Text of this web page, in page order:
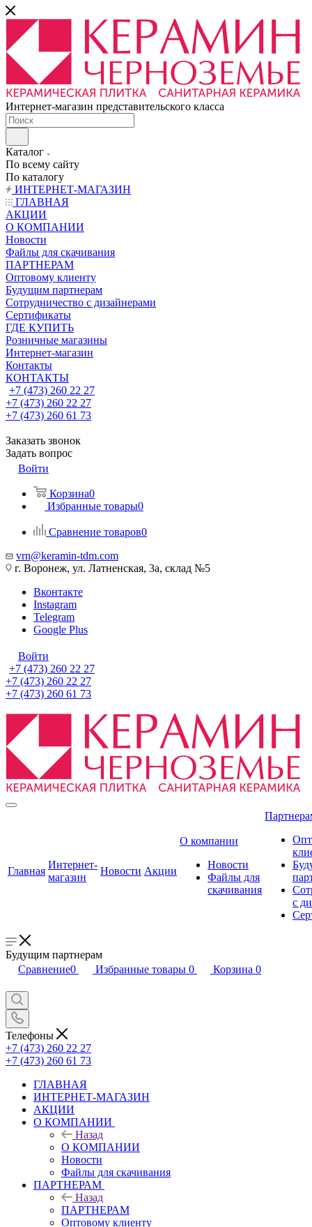
Интернет-магазин представительского класса
Каталог
По всему сайту
По каталогу
ИНТЕРНЕТ-МАГАЗИН
ГЛАВНАЯ
АКЦИИ
О КОМПАНИИ
Новости
Файлы для скачивания
ПАРТНЕРАМ
Оптовому клиенту
Будущим партнерам
Сотрудничество с дизайнерами
Сертификаты
ГДЕ КУПИТЬ
Розничные магазины
Интернет-магазин
Контакты
КОНТАКТЫ
+7 (473) 260 22 27
+7 (473) 260 22 27
+7 (473) 260 61 73
Заказать звонок
Задать вопрос
Войти
Корзина0
Избранные товары0
Сравнение товаров0
vrn@keramin-tdm.com
г. Воронеж, ул. Латненская, 3а, склад №5
Вконтакте
Instagram
Telegram
Google Plus
Войти
+7 (473) 260 22 27
+7 (473) 260 22 27
+7 (473) 260 61 73
Главная
Интернет-
магазин
Новости Акции
О компании
Новости
Файлы для
скачивания
с
Будущим партнерам
Сравнение0 Избранные товары 0 Корзина 0
Телефоны
+7 (473) 260 22 27
+7 (473) 260 61 73
ГЛАВНАЯ
ИНТЕРНЕТ-МАГАЗИН
АКЦИИ
О КОМПАНИИ
Назад
О КОМПАНИИ
Новости
Файлы для скачивания
ПАРТНЕРАМ
Назад
ПАРТНЕРАМ
Оптовому клиенту